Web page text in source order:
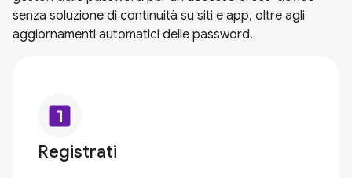
senza soluzione di continuità su siti e app, oltre agli
aggiornamenti automatici delle password.
looks_one
Registrati